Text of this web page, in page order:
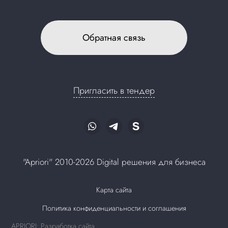
Обратная связь
Пригласить в тендер
"Apriori" 2010-2026 Digital решения для бизнеса
Карта сайта
Политика конфиденциальности и соглашения
APRIORI: Разработка сайта